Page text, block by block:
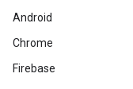
Android
Chrome
Firebase